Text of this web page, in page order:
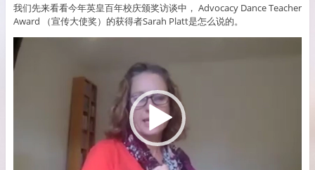
我们先来看看今年英皇百年校庆颁奖访谈中， Advocacy Dance Teacher
Award （宣传大使奖）的获得者Sarah Platt是怎么说的。
Video
Player